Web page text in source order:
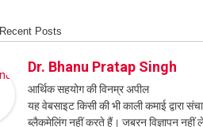
Recent Posts
Dr. Bhanu Pratap Singh
आर्थिक सहयोग की विनम्र अपील
यह वेबसाइट किसी की भी काली कमाई द्वारा
ब्लैकमेलिंग नहीं करते हैं। जबरन विज्ञापन